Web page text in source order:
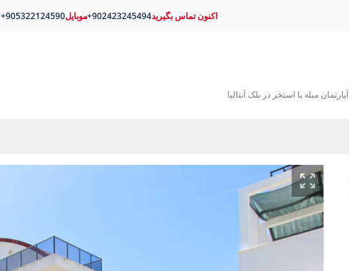
آپارتمان مبله با استخر در بلک آنتالیا
اکنون تماس بگیرید+902423245494موبایل+905322124590